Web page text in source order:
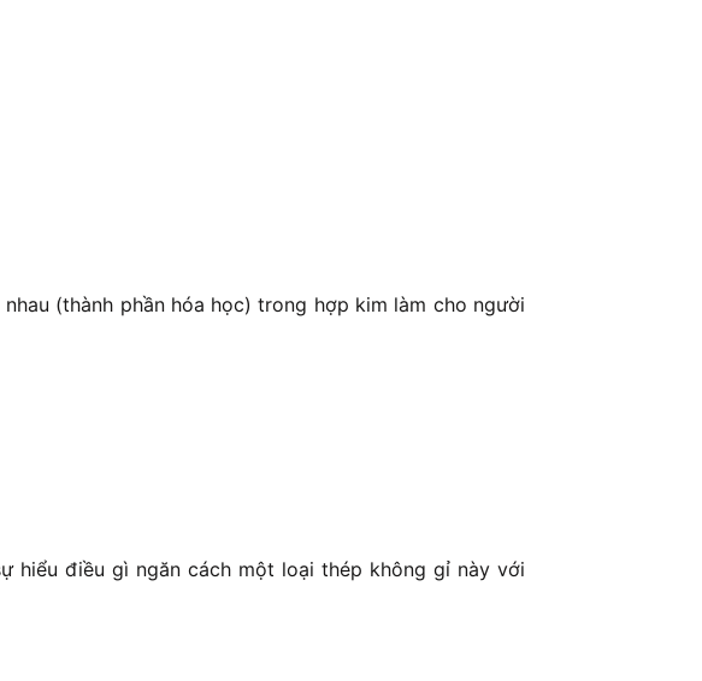
(thành phần hóa học) trong hợp kim làm cho người
hiểu điều gì ngăn cách một loại thép không gỉ này với